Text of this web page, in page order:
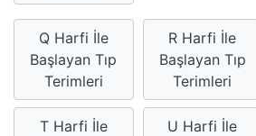
Q Harfi İle
Başlayan Tıp
Terimleri
R Harfi İle
Başlayan Tıp
Terimleri
T Harfi İle
U Harfi İle